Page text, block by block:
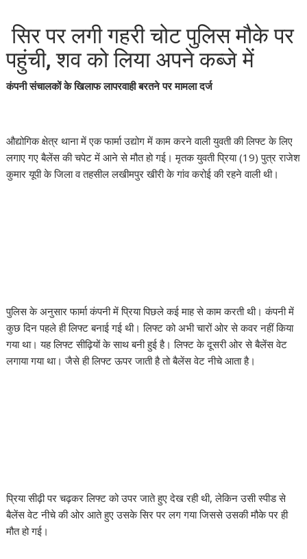
सिर पर लगी गहरी चोट पुलिस मौके पर
पहुंची, शव को लिया अपने कब्जे में
कंपनी संचालकों के खिलाफ लापरवाही बरतने पर मामला दर्ज
औद्योगिक क्षेत्र थाना में एक फार्मा उद्योग में काम करने वाली युवती की लिफ्ट के लिए
लगाए गए बैलेंस की चपेट में आने से मौत हो गई। मृतक युवती प्रिया (19) पुत्र राजेश
कुमार यूपी के जिला व तहसील लखीमपुर खीरी के गांव करोई की रहने वाली थी।
पुलिस के अनुसार फार्मा कंपनी में प्रिया पिछले कई माह से काम करती थी। कंपनी में
कुछ दिन पहले ही लिफ्ट बनाई गई थी। लिफ्ट को अभी चारों ओर से कवर नहीं किया
गया था। यह लिफ्ट सीढ़ियों के साथ बनी हुई है। लिफ्ट के दूसरी ओर से बैलेंस वेट
लगाया गया था। जैसे ही लिफ्ट ऊपर जाती है तो बैलेंस वेट नीचे आता है।
प्रिया सीढ़ी पर चढ़कर लिफ्ट को उपर जाते हुए देख रही थी, लेकिन उसी स्पीड से
बैलेंस वेट नीचे की ओर आते हुए उसके सिर पर लग गया जिससे उसकी मौके पर ही
मौत हो गई।